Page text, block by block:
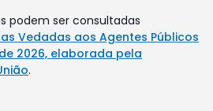
podem ser consultadas
Vedadas aos Agentes Públicos
2026, elaborada pela
.